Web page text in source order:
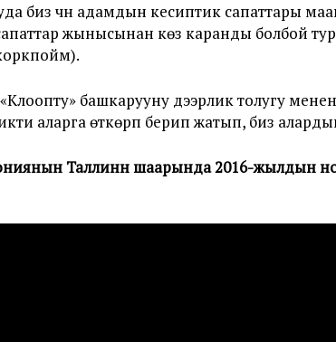
биз үчүн адамдын кесиптик сапаттары
жынысынан көз каранды болбой
башкарууну дээрлик толугу
аларга өткөрүп берип жатып, биз
Таллинн шаарында 2016-жылдын